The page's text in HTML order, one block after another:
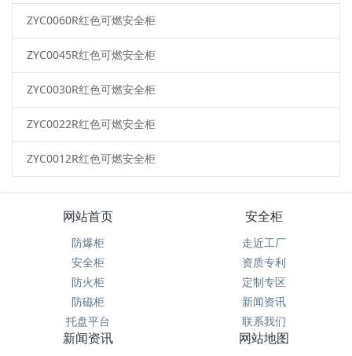
ZYC0060R红色可燃安全柜
ZYC0045R红色可燃安全柜
ZYC0030R红色可燃安全柜
ZYC0022R红色可燃安全柜
ZYC0012R红色可燃安全柜
网站首页
防爆柜
安全柜
防火柜
防磁柜
托盘平台
安全柜
走近工厂
资质专利
定制专区
新闻资讯
联系我们
新闻资讯 网站地图